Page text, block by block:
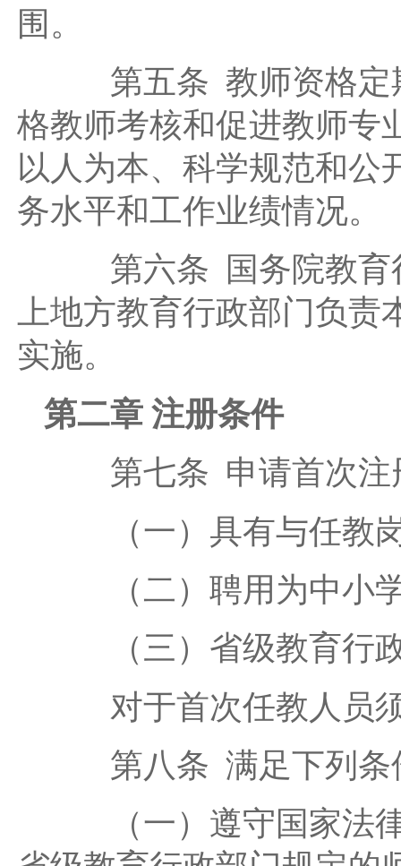
围。
第五条 教师资格定
格教师考核和促进教师专
以人为本、科学规范和公
务水平和工作业绩情况。
第六条 国务院教育
上地方教育行政部门负责
实施。
第二章 注册条件
第七条 申请首次注
（一）具有与任教岗
（二）聘用为中小学
（三）省级教育行政
对于首次任教人员须
第八条 满足下列条
（一）遵守国家法律